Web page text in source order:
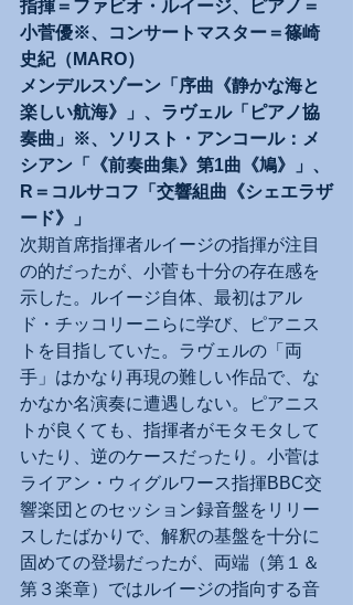
指揮＝ファビオ・ルイージ、ピアノ＝
小菅優※、コンサートマスター＝篠崎
史紀（MARO）
メンデルスゾーン「序曲《静かな海と
楽しい航海》」、ラヴェル「ピアノ協
奏曲」※、ソリスト・アンコール：メ
シアン「《前奏曲集》第1曲《鳩》」、
R＝コルサコフ「交響組曲《シェエラザ
ード》」
次期首席指揮者ルイージの指揮が注目
の的だったが、小菅も十分の存在感を
示した。ルイージ自体、最初はアル
ド・チッコリーニらに学び、ピアニス
トを目指していた。ラヴェルの「両
手」はかなり再現の難しい作品で、な
かなか名演奏に遭遇しない。ピアニス
トが良くても、指揮者がモタモタして
いたり、逆のケースだったり。小菅は
ライアン・ウィグルワース指揮BBC交
響楽団とのセッション録音盤をリリー
スしたばかりで、解釈の基盤を十分に
固めての登場だったが、両端（第１＆
第３楽章）ではルイージの指向する音